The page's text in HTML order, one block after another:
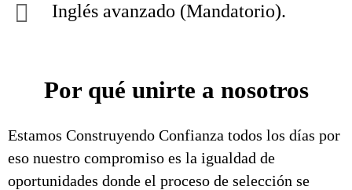
Inglés avanzado (Mandatorio).
Por qué unirte a nosotros
Estamos Construyendo Confianza todos los días por
eso nuestro compromiso es la igualdad de
oportunidades donde el proceso de selección se